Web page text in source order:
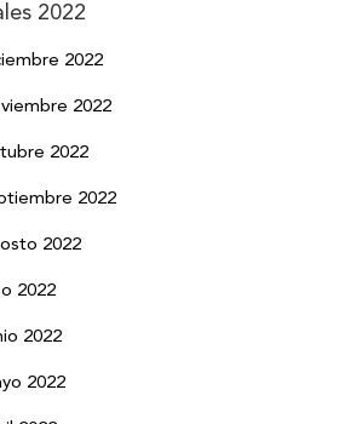
2022
2022
2022
2022
2022
2022
2022
2022
2022